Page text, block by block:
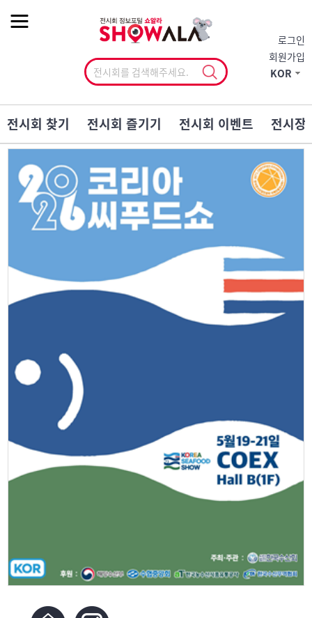
로그인
회원가입
KOR
전시회 찾기 전시회 즐기기 전시회 이벤트 전시장